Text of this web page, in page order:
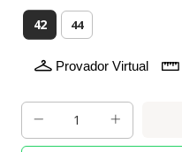
42 44
Provador Virtual